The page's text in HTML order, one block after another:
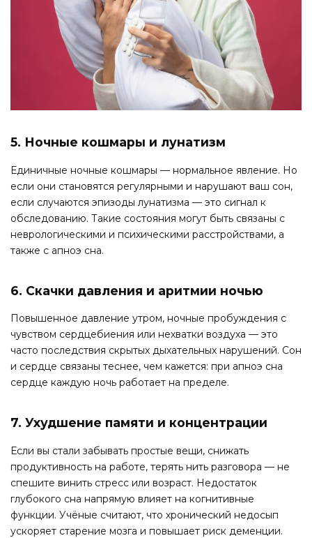
5. Ночные кошмары и лунатизм
Единичные ночные кошмары — нормальное явление. Но
если они становятся регулярными и нарушают ваш сон,
если случаются эпизоды лунатизма — это сигнал к
обследованию. Такие состояния могут быть связаны с
неврологическими и психическими расстройствами, а
также с апноэ сна.
6. Скачки давления и аритмии ночью
Повышенное давление утром, ночные пробуждения с
чувством сердцебиения или нехватки воздуха — это
часто последствия скрытых дыхательных нарушений. Сон
и сердце связаны теснее, чем кажется: при апноэ сна
сердце каждую ночь работает на пределе.
7. Ухудшение памяти и концентрации
Если вы стали забывать простые вещи, снижать
продуктивность на работе, терять нить разговора — не
спешите винить стресс или возраст. Недостаток
глубокого сна напрямую влияет на когнитивные
функции. Учёные считают, что хронический недосып
ускоряет старение мозга и повышает риск деменции.